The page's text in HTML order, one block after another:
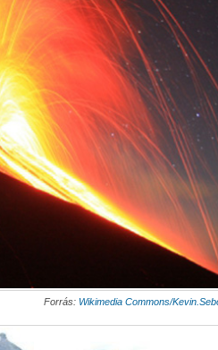
Forrás: Wikimedia Commons/